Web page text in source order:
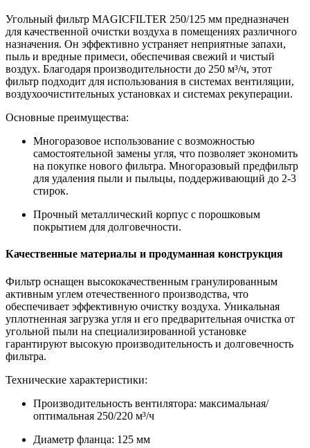
Угольный фильтр MAGICFILTER 250/125 мм предназначен
для качественной очистки воздуха в помещениях различного
назначения. Он эффективно устраняет неприятные запахи,
пыль и вредные примеси, обеспечивая свежий и чистый
воздух. Благодаря производительности до 250 м³/ч, этот
фильтр подходит для использования в системах вентиляции,
воздухоочистительных установках и системах рекуперации.
Основные преимущества:
Многоразовое использование с возможностью
самостоятельной замены угля, что позволяет экономить
на покупке нового фильтра. Многоразовый предфильтр
для удаления пыли и пыльцы, поддерживающий до 2-3
стирок.
Прочный металлический корпус с порошковым
покрытием для долговечности.
Качественные материалы и продуманная конструкция
Фильтр оснащен высококачественным гранулированным
активным углем отечественного производства, что
обеспечивает эффективную очистку воздуха. Уникальная
уплотненная загрузка угля и его предварительная очистка от
угольной пыли на специализированной установке
гарантируют высокую производительность и долговечность
фильтра.
Технические характеристики:
Производительность вентилятора: максимальная/
оптимальная 250/220 м³/ч
Диаметр фланца: 125 мм